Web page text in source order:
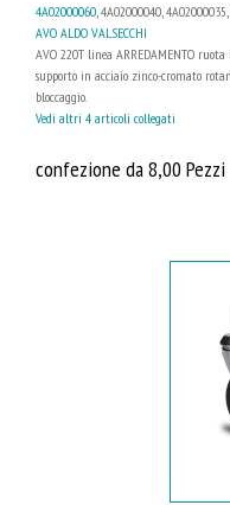
4A02000060 , 4A02000040,
AVO ALDO VALSECCHI
AVO 220T linea ARREDAMENTO
supporto in acciaio zinco-cromato
bloccaggio.
Vedi altri 4 articoli collegati
confezione da 8,00 Pezzi